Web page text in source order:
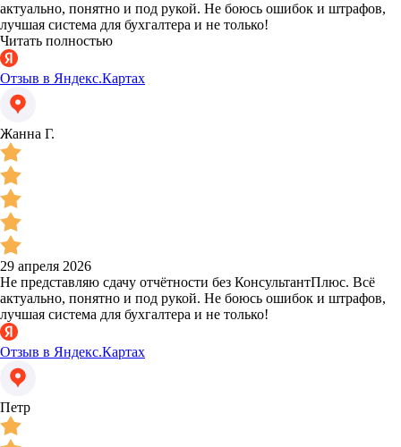
актуально, понятно и под рукой. Не боюсь ошибок и штрафов,
лучшая система для бухгалтера и не только!
Читать полностью
Отзыв в Яндекс.Картах
Жанна Г.
29 апреля 2026
Не представляю сдачу отчётности без КонсультантПлюс. Всё
актуально, понятно и под рукой. Не боюсь ошибок и штрафов,
лучшая система для бухгалтера и не только!
Отзыв в Яндекс.Картах
Петр